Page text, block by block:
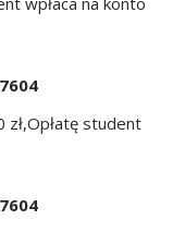
zł,Opłatę student